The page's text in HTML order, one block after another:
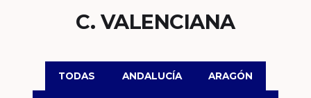
C. VALENCIANA
TODAS ANDALUCÍA ARAGÓN